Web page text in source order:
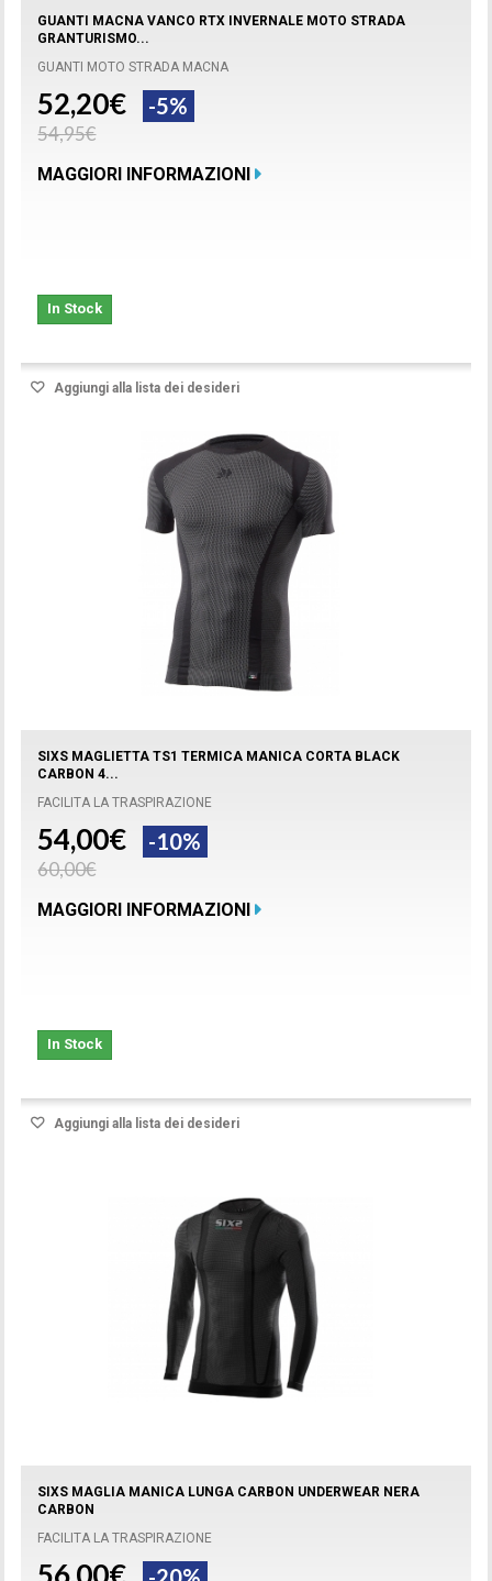
GUANTI MACNA VANCO RTX INVERNALE MOTO STRADA
GRANTURISMO...
GUANTI MOTO STRADA MACNA
52,20€ -5%
54,95€
MAGGIORI INFORMAZIONI
In Stock
Aggiungi alla lista dei desideri
SIXS MAGLIETTA TS1 TERMICA MANICA CORTA BLACK
CARBON 4...
FACILITA LA TRASPIRAZIONE
54,00€ -10%
60,00€
MAGGIORI INFORMAZIONI
In Stock
Aggiungi alla lista dei desideri
SIXS MAGLIA MANICA LUNGA CARBON UNDERWEAR NERA
CARBON
FACILITA LA TRASPIRAZIONE